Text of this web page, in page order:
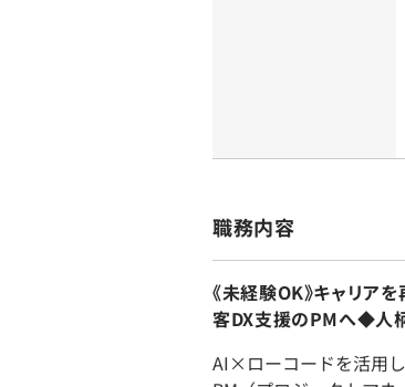
職務内容
《未経験OK》キャリ
客DX支援のPMへ◆人
AI×ローコードを活用